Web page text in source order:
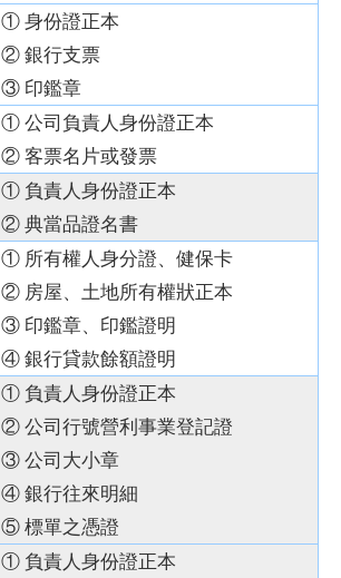
① 身份證正本
② 銀行支票
③ 印鑑章
① 公司負責人身份證正本
② 客票名片或發票
① 負責人身份證正本
② 典當品證名書
① 所有權人身分證、健保卡
② 房屋、土地所有權狀正本
③ 印鑑章、印鑑證明
④ 銀行貸款餘額證明
① 負責人身份證正本
② 公司行號營利事業登記證
③ 公司大小章
④ 銀行往來明細
⑤ 標單之憑證
① 負責人身份證正本